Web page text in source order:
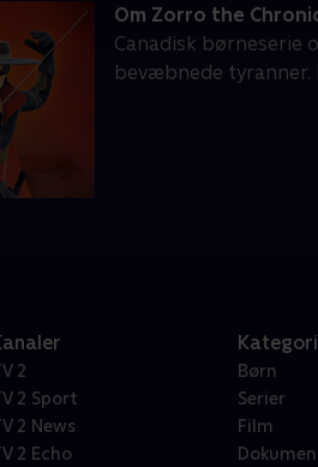
Om Zorro the
Canadisk
bevæbnede
2
2 Sport
2 News
2 Echo
Børn
Serier
Film